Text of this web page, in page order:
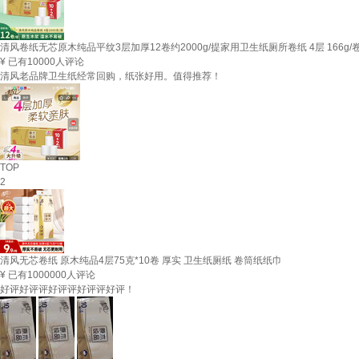
清风卷纸无芯原木纯品平纹3层加厚12卷约2000g/提家用卫生纸厕所卷纸 4层 166g/
¥ 已有10000人评论
清风老品牌卫生纸经常回购，纸张好用。值得推荐！
TOP
2
清风无芯卷纸 原木纯品4层75克*10卷 厚实 卫生纸厕纸 卷筒纸纸巾
¥ 已有1000000人评论
好评好评评好评评好评评好评！